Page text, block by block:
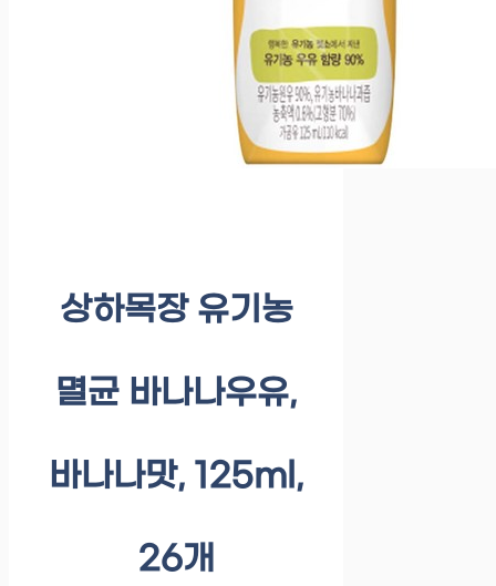
상하목장 유기농
멸균 바나나우유,
바나나맛, 125ml,
26개